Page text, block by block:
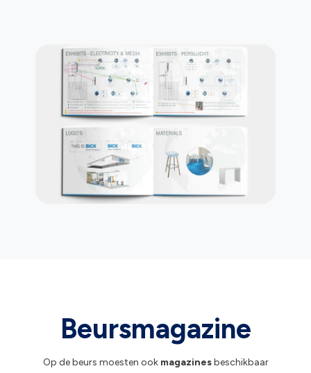
Beursmagazine
Op de beurs moesten ook magazinesbeschikbaar